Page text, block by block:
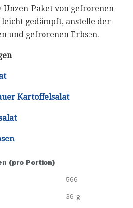
Unzen-Paket von gefrorenen
gedämpft, anstelle der
und gefrorenen Erbsen.
Kartoffelsalat
(pro Portion)
566
36 g